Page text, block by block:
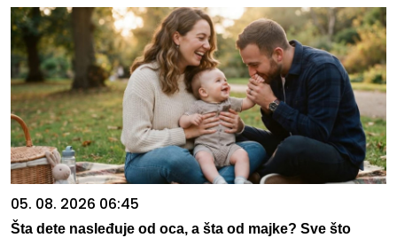
05. 08. 2026 06:45
Šta dete nasleđuje od oca, a šta od majke? Sve što